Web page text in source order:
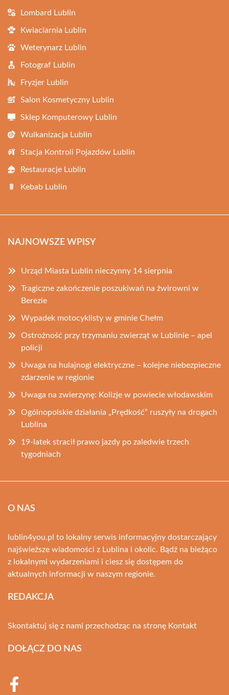
Lombard Lublin
Kwiaciarnia Lublin
Weterynarz Lublin
Fotograf Lublin
Fryzjer Lublin
Salon Kosmetyczny Lublin
Sklep Komputerowy Lublin
Wulkanizacja Lublin
Stacja Kontroli Pojazdów Lublin
Restauracje Lublin
Kebab Lublin
NAJNOWSZE WPISY
Urząd Miasta Lublin nieczynny 14 sierpnia
Tragiczne zakończenie poszukiwań na żwirowni w
Berezie
Wypadek motocyklisty w gminie Chełm
Ostrożność przy trzymaniu zwierząt w Lublinie – apel
policji
Uwaga na hulajnogi elektryczne – kolejne niebezpieczne
zdarzenie w regionie
Uwaga na zwierzynę: Kolizje w powiecie włodawskim
Ogólnopolskie działania „Prędkość” ruszyły na drogach
Lublina
19-latek stracił prawo jazdy po zaledwie trzech
tygodniach
O NAS
lublin4you.pl to lokalny serwis informacyjny dostarczający
najświeższe wiadomości z Lublina i okolic. Bądź na bieżąco
z lokalnymi wydarzeniami i ciesz się dostępem do
aktualnych informacji w naszym regionie.
REDAKCJA
Skontaktuj się z nami przechodząc na stronę Kontakt
DOŁĄCZ DO NAS